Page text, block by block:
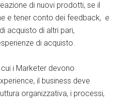
di nuovi prodotti, se il
e tener conto dei feedback, e
acquisto di altri pari,
di acquisto.
i Marketer devono
il business deve
organizzativa, i processi,